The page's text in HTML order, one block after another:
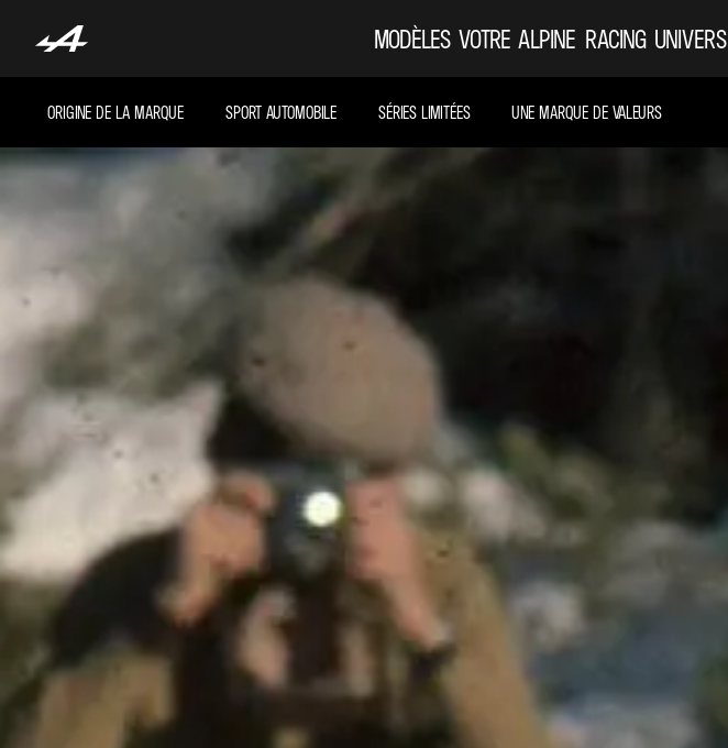
MODÈLES VOTRE ALPINE RACING UNIVERS
ORIGINE DE LA MARQUE SPORT AUTOMOBILE SÉRIES LIMITÉES UNE MARQUE DE VALEURS